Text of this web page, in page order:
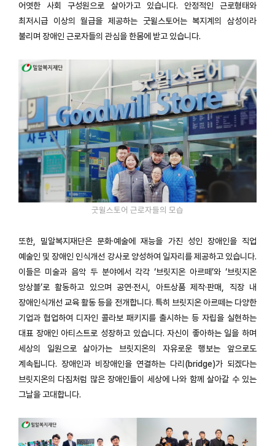
어엿한 사회 구성원으로 살아가고 있습니다. 안정적인 근로형태와
최저시급 이상의 월급을 제공하는 굿윌스토어는 복지계의 삼성이라
불리며 장애인 근로자들의 관심을 한몸에 받고 있습니다.
굿윌스토어 근로자들의 모습
또한, 밀알복지재단은 문화·예술에 재능을 가진 성인 장애인을 직업
예술인 및 장애인 인식개선 강사로 양성하여 일자리를 제공하고 있습니다.
이들은 미술과 음악 두 분야에서 각각 ‘브릿지온 아르떼’와 ‘브릿지온
앙상블’로 활동하고 있으며 공연·전시, 아트상품 제작·판매, 직장 내
장애인식개선 교육 활동 등을 전개합니다. 특히 브릿지온 아르떼는 다양한
기업과 협업하여 디자인 콜라보 패키지를 출시하는 등 자립을 실현하는
대표 장애인 아티스트로 성장하고 있습니다. 자신이 좋아하는 일을 하며
세상의 일원으로 살아가는 브릿지온의 자유로운 행보는 앞으로도
계속됩니다. 장애인과 비장애인을 연결하는 다리(bridge)가 되겠다는
브릿지온의 다짐처럼 많은 장애인들이 세상에 나와 함께 살아갈 수 있는
그날을 고대합니다.